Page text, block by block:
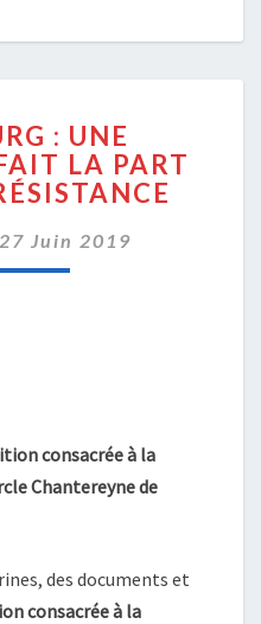
LA
: UNE
LA PART
27 Juin 2019
consacrée à la
Chantereyne de
des documents et
consacrée à la